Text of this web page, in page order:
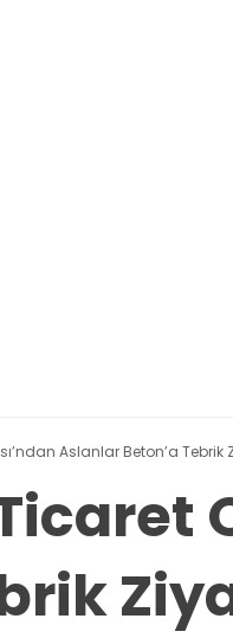
Aslanlar Beton’a Tebrik